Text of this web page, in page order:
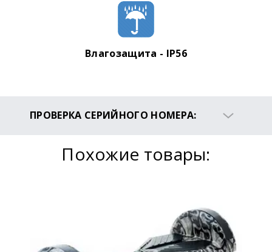
Влагозащита - IP56
ПРОВЕРКА СЕРИЙНОГО НОМЕРА:
устройство оригинальным, перейдите
сайт Smartway(на английском
Похожие товары: